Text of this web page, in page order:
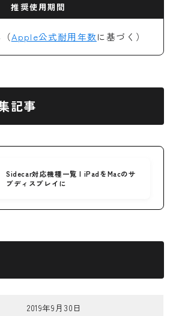
推奨使用期間
（Apple公式耐用年数に基づく）
記事
Sidecar対応機種一覧 | iPadをMacのサ
ブディスプレイに
2019年9月30日